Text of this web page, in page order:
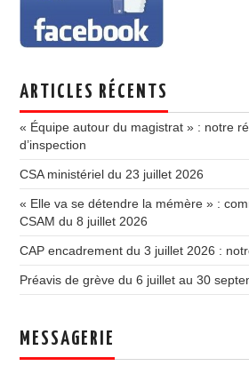
ARTICLES RÉCENTS
« Équipe autour du magistrat » : notre
d’inspection
CSA ministériel du 23 juillet 2026
« Elle va se détendre la mémère » :
CSAM du 8 juillet 2026
CAP encadrement du 3 juillet 2026 :
Préavis de grève du 6 juillet au 30
MESSAGERIE